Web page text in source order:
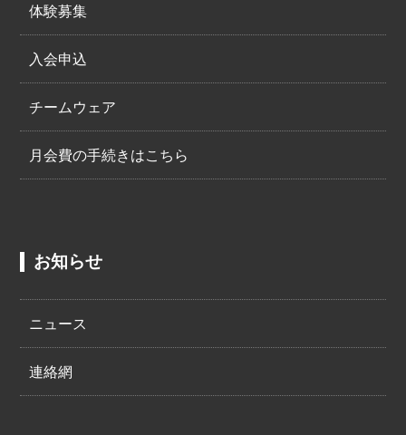
体験募集
入会申込
チームウェア
月会費の手続きはこちら
お知らせ
ニュース
連絡網